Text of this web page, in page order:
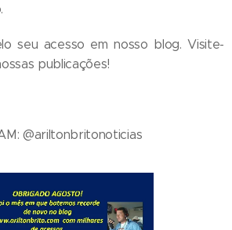
seu acesso em nosso blog. Visite-
publicações!
@ariltonbritonoticias